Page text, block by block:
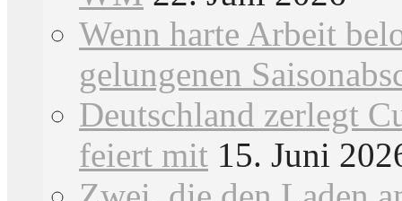
Wenn harte Arbeit
gelungenen
Deutschland zerlegt
feiert mit 15. Juni